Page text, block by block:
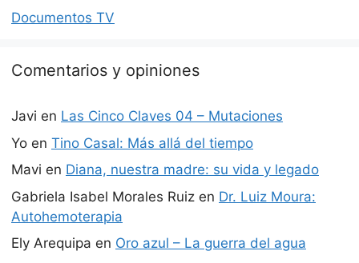
Documentos TV
Comentarios y opiniones
Javi en Las Cinco Claves 04 – Mutaciones
Yo en Tino Casal: Más allá del tiempo
Mavi en Diana, nuestra madre: su vida y legado
Gabriela Isabel Morales Ruiz en Dr. Luiz Moura:
Autohemoterapia
Ely Arequipa en Oro azul – La guerra del agua